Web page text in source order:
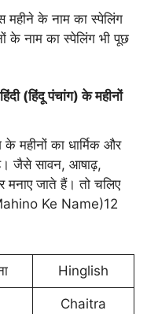
महीने के नाम का स्पेलिंग
के नाम का स्पेलिंग भी पूछ
(हिंदू पंचांग) के महीनों
के महीनों का धार्मिक और
जैसे सावन, आषाढ़,
मनाए जाते हैं। तो चलिए
Ke Name)12
Hinglish
Chaitra